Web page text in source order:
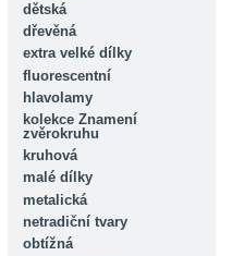
dětská
dřevěná
extra velké dílky
fluorescentní
hlavolamy
kolekce Znamení
zvěrokruhu
kruhová
malé dílky
metalická
netradiční tvary
obtížná